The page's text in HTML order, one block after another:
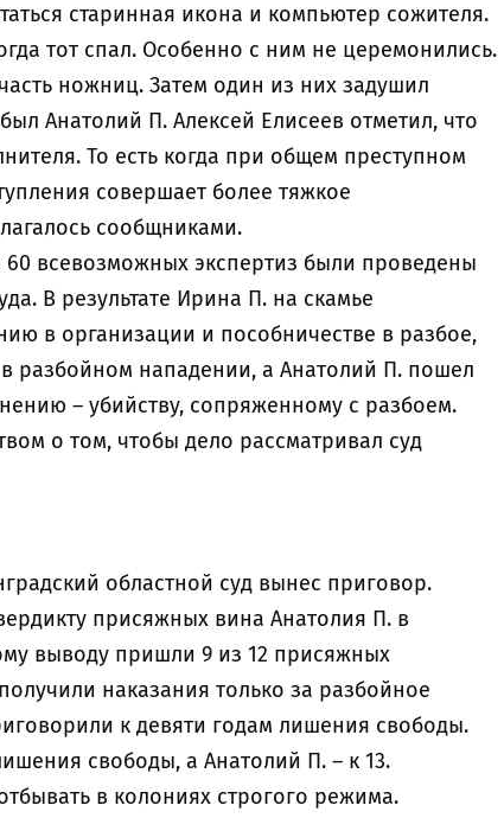
старинная икона и компьютер сожителя.
тот спал. Особенно с ним не церемонились.
ножниц. Затем один из них задушил
Анатолий П. Алексей Елисеев отметил, что
То есть когда при общем преступном
совершает более тяжкое
сообщниками.
60 всевозможных экспертиз были проведены
В результате Ирина П. на скамье
в организации и пособничестве в разбое,
разбойном нападении, а Анатолий П. пошел
– убийству, сопряженному с разбоем.
о том, чтобы дело рассматривал суд
областной суд вынес приговор.
присяжных вина Анатолия П. в
выводу пришли 9 из 12 присяжных
наказания только за разбойное
к девяти годам лишения свободы.
свободы, а Анатолий П. – к 13.
в колониях строгого режима.